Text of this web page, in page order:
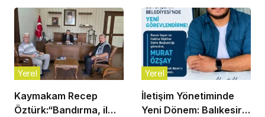
Uyarısı!
Kaymakam Recep
Öztürk:“Bandırma, il
Yerel
İletişim Yönetiminde
Yeni Dönem: Balıkesir
Yerel